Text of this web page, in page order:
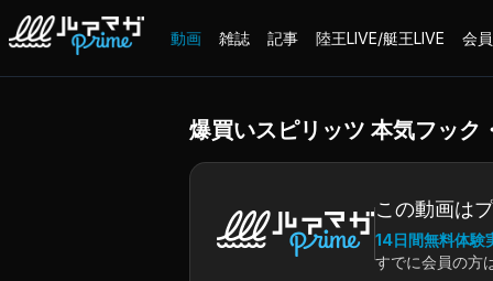
動画 雑誌 記事 陸王LIVE/艇王LIVE 会
爆買いスピリッツ 本気フック
この動画は
14日間無料体験
すでに会員の方